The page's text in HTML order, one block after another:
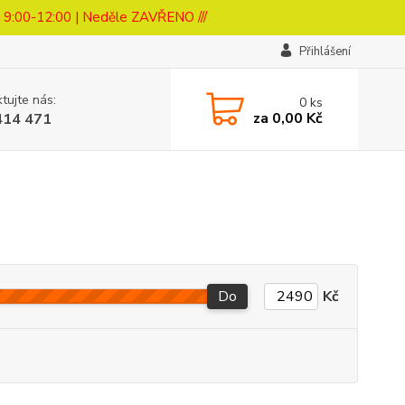
12:00 | Neděle ZAVŘENO ///
Přihlášení
nás:
471
0ks
za 0,00 Kč
Do Kč